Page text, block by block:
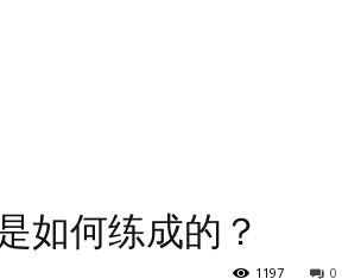
如何练成的？
0
1197